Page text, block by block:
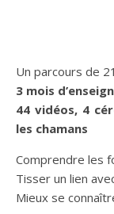
Un parcours de
3 mois
44 vidéos, 4
les chamans
Comprendre les
Tisser un lien
Mieux se